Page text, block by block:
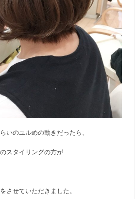
いのユルめの動きだったら、
スタイリングの方が
させていただきました。